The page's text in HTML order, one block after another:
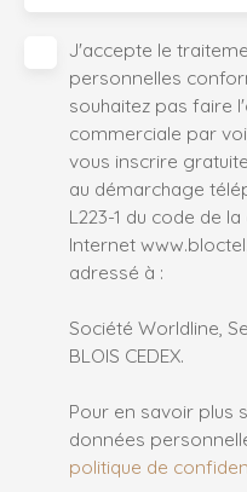
J'accepte le
personnelles
souhaitez pas faire
commerciale par
vous inscrire
au démarchage
L223-1 du code de
Internet
adressé à :
Société Worldline,
BLOIS CEDEX.
Pour en savoir plus
données
politique de